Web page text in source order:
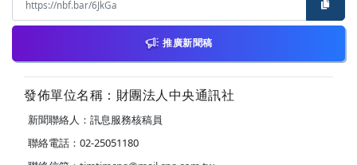
推廣新聞稿
發佈單位名稱：財團法人中央通訊社
新聞聯絡人：訊息服務核稿員
聯絡電話：02-25051180